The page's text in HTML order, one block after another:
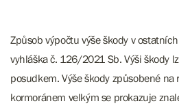
Způsob výpočtu výše škody v
vyhláška č. 126/2021 Sb. Výši škody
posudkem. Výše škody způsobené
kormoránem velkým se prokazuje